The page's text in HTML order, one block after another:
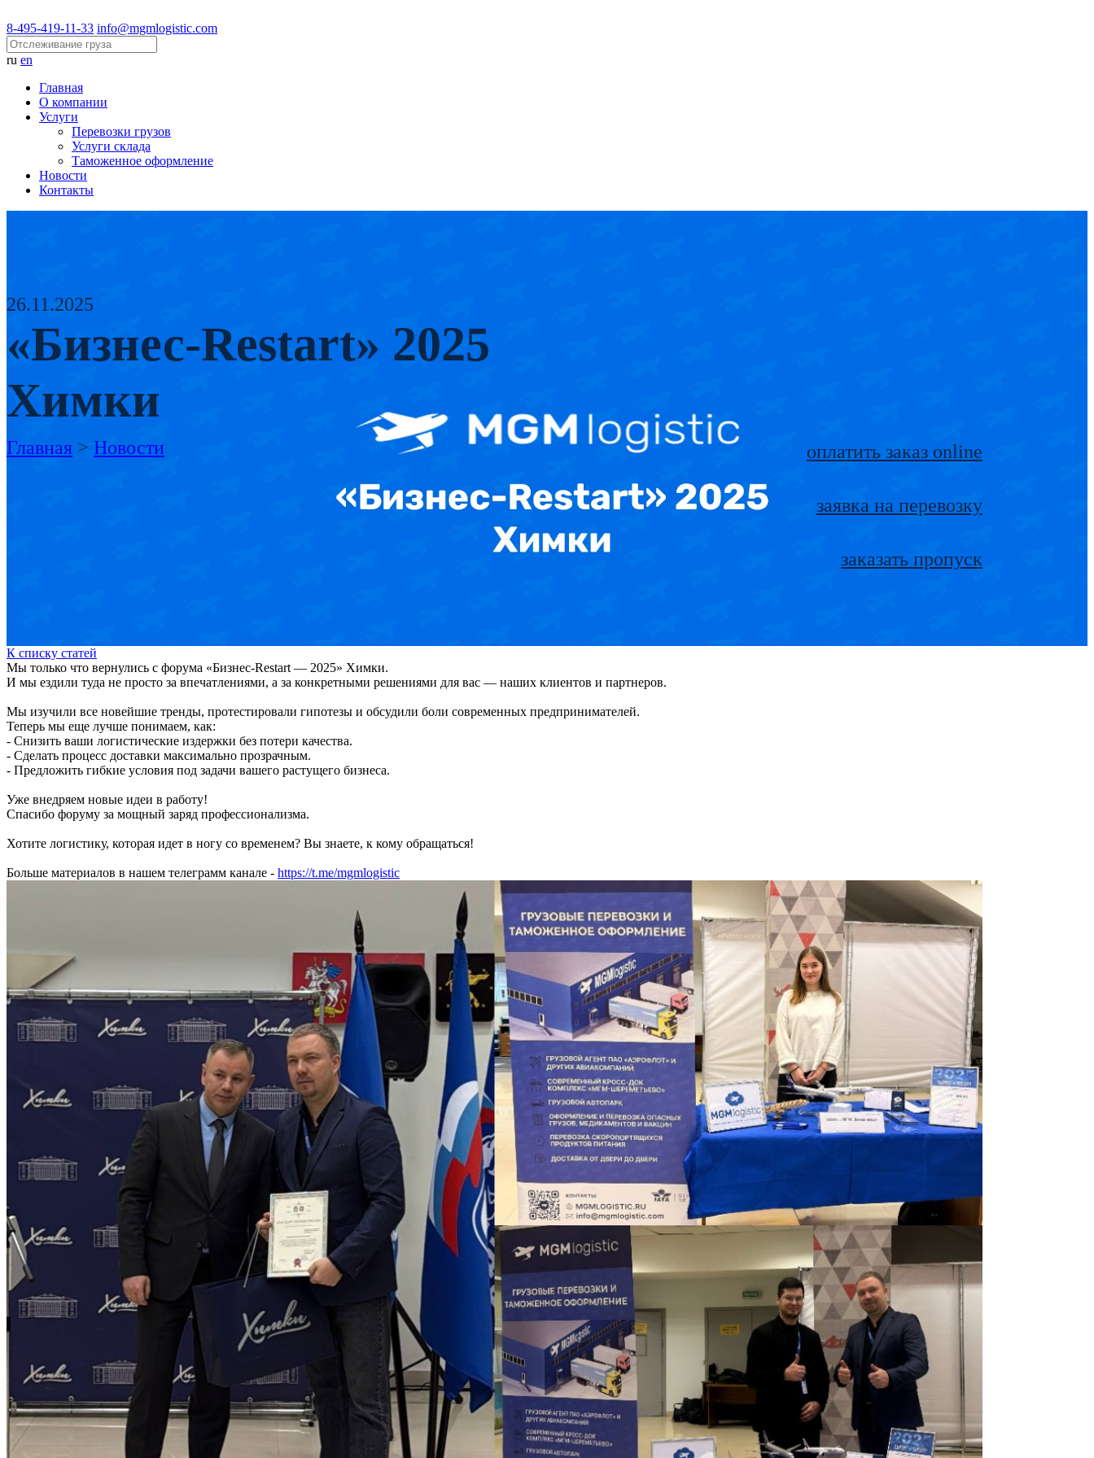
8-495-419-11-33 info@mgmlogistic.com
ru en
Главная
О компании
Услуги
Перевозки грузов
Услуги склада
Таможенное оформление
Новости
Контакты
26.11.2025
«Бизнес-Restart» 2025
Химки
оплатить заказ online
заявка на перевозку
заказать пропуск
Главная > Новости
К списку статей
Мы только что вернулись с форума «Бизнес-Restart — 2025» Химки.
И мы ездили туда не просто за впечатлениями, а за конкретными решениями для вас — наших клиентов и партнеров.
Мы изучили все новейшие тренды, протестировали гипотезы и обсудили боли современных предпринимателей.
Теперь мы еще лучше понимаем, как:
- Снизить ваши логистические издержки без потери качества.
- Сделать процесс доставки максимально прозрачным.
- Предложить гибкие условия под задачи вашего растущего бизнеса.
Уже внедряем новые идеи в работу!
Спасибо форуму за мощный заряд профессионализма.
Хотите логистику, которая идет в ногу со временем? Вы знаете, к кому обращаться!
Больше материалов в нашем телеграмм канале - https://t.me/mgmlogistic